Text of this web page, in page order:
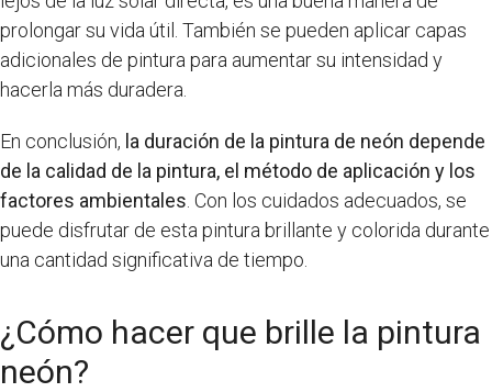
prolongar su vida útil. También se pueden aplicar capas
adicionales de pintura para aumentar su intensidad y
hacerla más duradera.
En conclusión, la duración de la pintura de neón depende
de la calidad de la pintura, el método de aplicación y los
factores ambientales . Con los cuidados adecuados, se
puede disfrutar de esta pintura brillante y colorida durante
una cantidad significativa de tiempo.
¿Cómo hacer que brille la pintura
neón?